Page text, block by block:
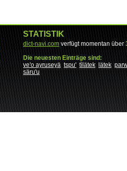
STATISTIK
dict-navi.com verfügt momentan über
Die neuesten Einträge sind:
ve'o ayruseyä tspu' tìlätek lätek
säru'u